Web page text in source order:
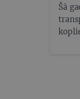
Šā